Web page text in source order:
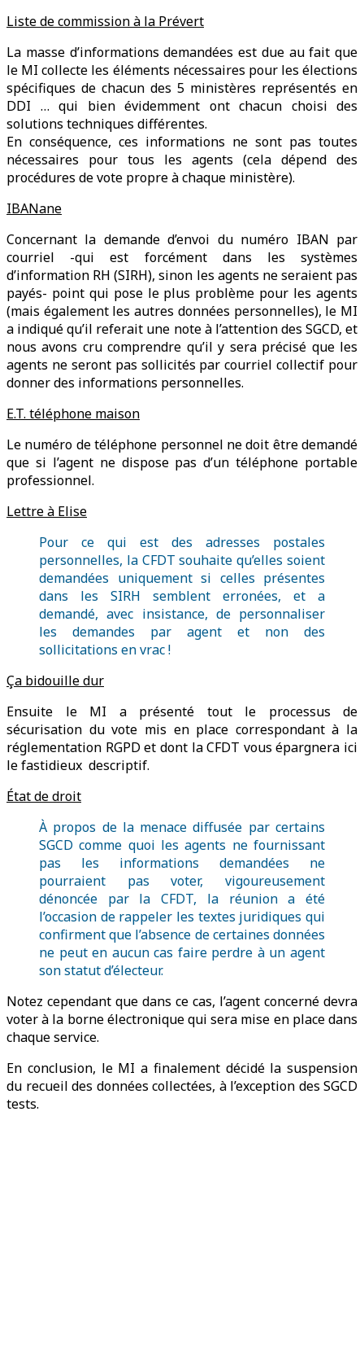
Liste de commission à la Prévert
La masse d’informations demandées est due au fait que
le MI collecte les éléments nécessaires pour les élections
spécifiques de chacun des 5 ministères représentés en
DDI … qui bien évidemment ont chacun choisi des
solutions techniques différentes.
En conséquence, ces informations ne sont pas toutes
nécessaires pour tous les agents (cela dépend des
procédures de vote propre à chaque ministère).
IBANane
Concernant la demande d’envoi du numéro IBAN par
courriel -qui est forcément dans les systèmes
d’information RH (SIRH), sinon les agents ne seraient pas
payés- point qui pose le plus problème pour les agents
(mais également les autres données personnelles), le MI
a indiqué qu’il referait une note à l’attention des SGCD, et
nous avons cru comprendre qu’il y sera précisé que les
agents ne seront pas sollicités par courriel collectif pour
donner des informations personnelles.
E.T. téléphone maison
Le numéro de téléphone personnel ne doit être demandé
que si l’agent ne dispose pas d’un téléphone portable
professionnel.
Lettre à Elise
Pour ce qui est des adresses postales
personnelles, la CFDT souhaite qu’elles soient
demandées uniquement si celles présentes
dans les SIRH semblent erronées, et a
demandé, avec insistance, de personnaliser
les demandes par agent et non des
sollicitations en vrac !
Ça bidouille dur
Ensuite le MI a présenté tout le processus de
sécurisation du vote mis en place correspondant à la
réglementation RGPD et dont la CFDT vous épargnera ici
le fastidieux descriptif.
État de droit
À propos de la menace diffusée par certains
SGCD comme quoi les agents ne fournissant
pas les informations demandées ne
pourraient pas voter, vigoureusement
dénoncée par la CFDT, la réunion a été
l’occasion de rappeler les textes juridiques qui
confirment que l’absence de certaines données
ne peut en aucun cas faire perdre à un agent
son statut d’électeur.
Notez cependant que dans ce cas, l’agent concerné devra
voter à la borne électronique qui sera mise en place dans
chaque service.
En conclusion, le MI a finalement décidé la suspension
du recueil des données collectées, à l’exception des SGCD
tests.